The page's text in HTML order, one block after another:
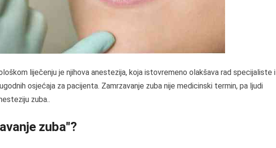
liječenju je njihova anestezija, koja istovremeno olakšava rad specijaliste i
osjećaja za pacijenta. Zamrzavanje zuba nije medicinski termin, pa ljudi
zuba..
zuba"?